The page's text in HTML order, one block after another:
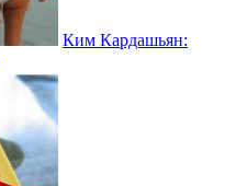
Ким Кардашьян: